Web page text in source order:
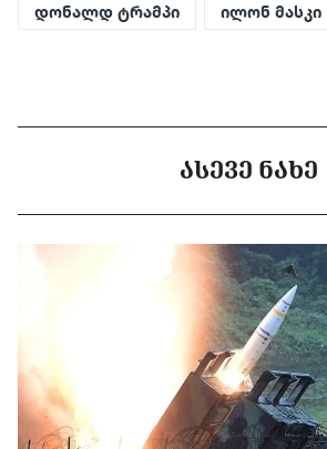
დონალდ ტრამპი ილონ მასკი
ᲐᲡᲔᲕᲔ ᲜᲐᲮᲔ